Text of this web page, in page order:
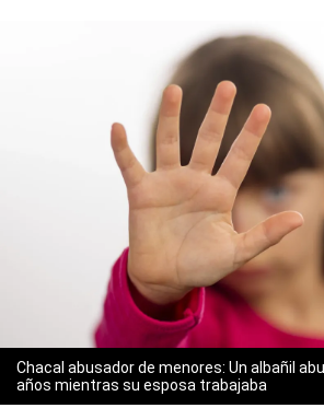
Chacal abusador de menores: Un albañil
años mientras su esposa trabajaba